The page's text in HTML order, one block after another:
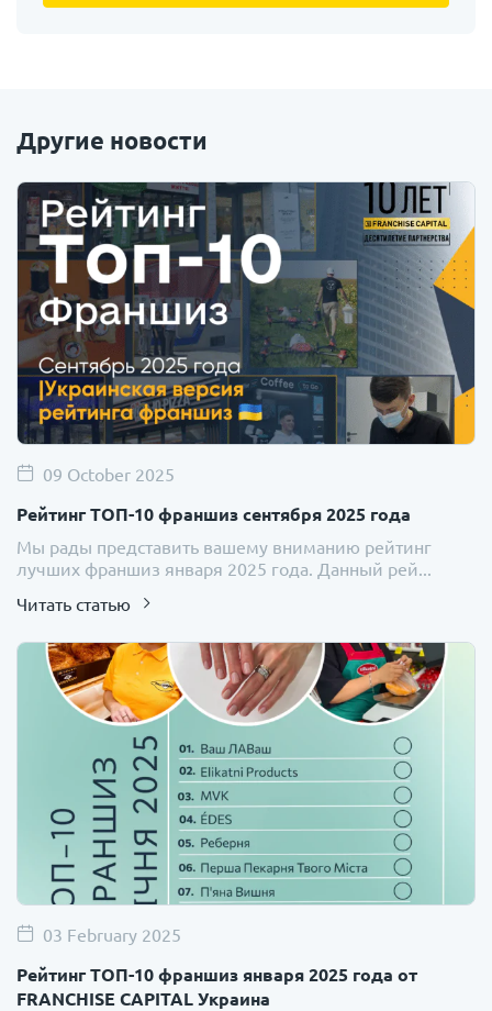
Другие новости
09 October 2025
Рейтинг ТОП-10 франшиз сентября 2025 года
Мы рады представить вашему вниманию рейтинг
лучших франшиз января 2025 года. Данный рей...
Читать статью
03 February 2025
Рейтинг ТОП-10 франшиз января 2025 года от
FRANCHISE CAPITAL Украина